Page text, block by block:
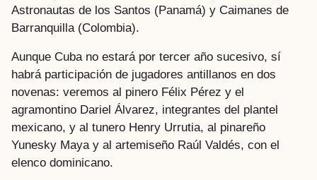
Astronautas de los Santos (Panamá) y Caimanes de
Barranquilla (Colombia).
Aunque Cuba no estará por tercer año sucesivo, sí
habrá participación de jugadores antillanos en dos
novenas: veremos al pinero Félix Pérez y el
agramontino Dariel Álvarez, integrantes del plantel
mexicano, y al tunero Henry Urrutia, al pinareño
Yunesky Maya y al artemiseño Raúl Valdés, con el
elenco dominicano.